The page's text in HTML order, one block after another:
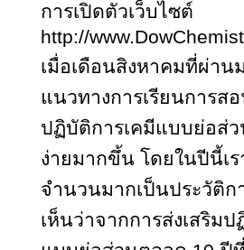
การเปิดตัวเว็บไซต์
http://
เมื่อเดือนสิงหาคมที่ผ่าน
แนวทางการเรียนการส
ปฏิบัติการเคมีแบบย่อส่ว
ง่ายมากขึ้น โดยในปีนี้เ
จำนวนมากเป็นประวัติ
เห็นว่าจากการส่งเสริมป